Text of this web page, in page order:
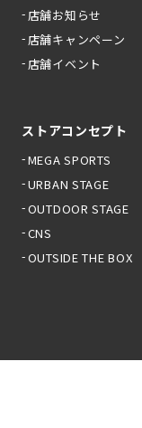
店舗お知らせ
店舗キャンペーン
店舗イベント
ストアコンセプト
MEGA SPORTS
URBAN STAGE
OUTDOOR STAGE
CNS
OUTSIDE THE BOX